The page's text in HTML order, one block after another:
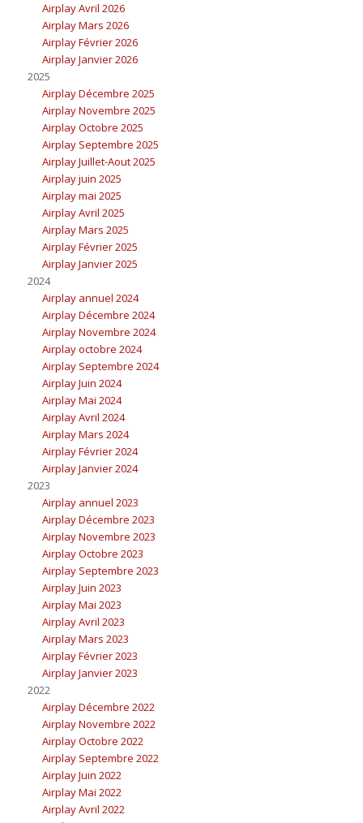
Airplay Avril 2026
Airplay Mars 2026
Airplay Février 2026
Airplay Janvier 2026
2025
Airplay Décembre 2025
Airplay Novembre 2025
Airplay Octobre 2025
Airplay Septembre 2025
Airplay Juillet-Aout 2025
Airplay juin 2025
Airplay mai 2025
Airplay Avril 2025
Airplay Mars 2025
Airplay Février 2025
Airplay Janvier 2025
2024
Airplay annuel 2024
Airplay Décembre 2024
Airplay Novembre 2024
Airplay octobre 2024
Airplay Septembre 2024
Airplay Juin 2024
Airplay Mai 2024
Airplay Avril 2024
Airplay Mars 2024
Airplay Février 2024
Airplay Janvier 2024
2023
Airplay annuel 2023
Airplay Décembre 2023
Airplay Novembre 2023
Airplay Octobre 2023
Airplay Septembre 2023
Airplay Juin 2023
Airplay Mai 2023
Airplay Avril 2023
Airplay Mars 2023
Airplay Février 2023
Airplay Janvier 2023
2022
Airplay Décembre 2022
Airplay Novembre 2022
Airplay Octobre 2022
Airplay Septembre 2022
Airplay Juin 2022
Airplay Mai 2022
Airplay Avril 2022